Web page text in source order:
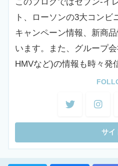
このブログではセブン-イ
ト、ローソンの3大コン
キャンペーン情報、新商
います。また、グループ
HMVなど)の情報も時々発